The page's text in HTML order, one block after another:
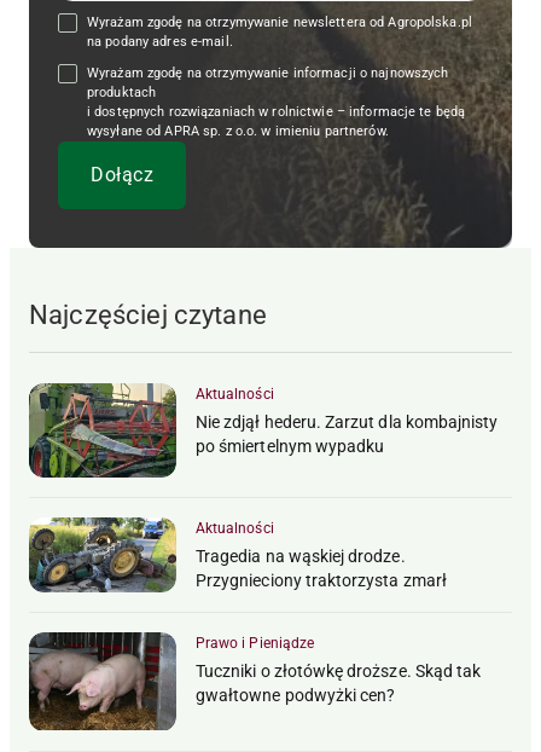
Wyrażam zgodę na otrzymywanie newslettera od Agropolska.pl
na podany adres e-mail.
Wyrażam zgodę na otrzymywanie informacji o najnowszych
produktach
i dostępnych rozwiązaniach w rolnictwie – informacje te będą
wysyłane od APRA sp. z o.o. w imieniu partnerów.
Najczęściej czytane
Aktualności
Nie zdjął hederu. Zarzut dla kombajnisty
po śmiertelnym wypadku
Aktualności
Tragedia na wąskiej drodze.
Przygnieciony traktorzysta zmarł
Prawo i Pieniądze
Tuczniki o złotówkę droższe. Skąd tak
gwałtowne podwyżki cen?